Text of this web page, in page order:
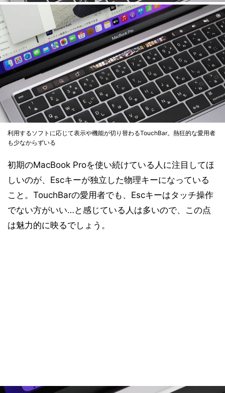
利用するソフトに応じて表示や機能が切り替わるTouchBar。熱狂的な愛用者
も少なからずいる
初期のMacBook Proを使い続けている人に注目してほ
しいのが、Escキーが独立した物理キーになっている
こと。TouchBarの愛用者でも、Escキーはタッチ操作
でない方がいい…と感じている人は多いので、この点
は魅力的に映るでしょう。